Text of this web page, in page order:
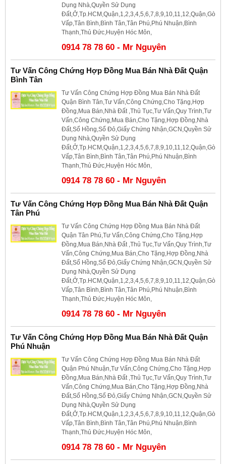
Dụng Nhà,Quyền Sử Dụng
Đất,Ở,Tp.HCM,Quận,1,2,3,4,5,6,7,8,9,10,11,12,Quận,Gò
Vấp,Tân Bình,Bình Tân,Tân Phú,Phú Nhuận,Bình
Thạnh,Thủ Đức,Huyện Hóc Môn,
0914 78 78 60 - Mr Nguyên
Tư Vấn Công Chứng Hợp Đồng Mua Bán Nhà Đất Quận
Bình Tân
Tư Vấn Công Chứng Hợp Đồng Mua Bán Nhà Đất
Quận Bình Tân,Tư Vấn,Công Chứng,Cho Tặng,Hợp
Đồng,Mua Bán,Nhà Đất ,Thủ Tục,Tư Vấn,Quy Trình,Tư
Vấn,Công Chứng,Mua Bán,Cho Tặng,Hợp Đồng,Nhà
Đất,Sổ Hồng,Sổ Đỏ,Giấy Chứng Nhận,GCN,Quyền Sử
Dụng Nhà,Quyền Sử Dụng
Đất,Ở,Tp.HCM,Quận,1,2,3,4,5,6,7,8,9,10,11,12,Quận,Gò
Vấp,Tân Bình,Bình Tân,Tân Phú,Phú Nhuận,Bình
Thạnh,Thủ Đức,Huyện Hóc Môn,
0914 78 78 60 - Mr Nguyên
Tư Vấn Công Chứng Hợp Đồng Mua Bán Nhà Đất Quận
Tân Phú
Tư Vấn Công Chứng Hợp Đồng Mua Bán Nhà Đất
Quận Tân Phú,Tư Vấn,Công Chứng,Cho Tặng,Hợp
Đồng,Mua Bán,Nhà Đất ,Thủ Tục,Tư Vấn,Quy Trình,Tư
Vấn,Công Chứng,Mua Bán,Cho Tặng,Hợp Đồng,Nhà
Đất,Sổ Hồng,Sổ Đỏ,Giấy Chứng Nhận,GCN,Quyền Sử
Dụng Nhà,Quyền Sử Dụng
Đất,Ở,Tp.HCM,Quận,1,2,3,4,5,6,7,8,9,10,11,12,Quận,Gò
Vấp,Tân Bình,Bình Tân,Tân Phú,Phú Nhuận,Bình
Thạnh,Thủ Đức,Huyện Hóc Môn,
0914 78 78 60 - Mr Nguyên
Tư Vấn Công Chứng Hợp Đồng Mua Bán Nhà Đất Quận
Phú Nhuận
Tư Vấn Công Chứng Hợp Đồng Mua Bán Nhà Đất
Quận Phú Nhuận,Tư Vấn,Công Chứng,Cho Tặng,Hợp
Đồng,Mua Bán,Nhà Đất ,Thủ Tục,Tư Vấn,Quy Trình,Tư
Vấn,Công Chứng,Mua Bán,Cho Tặng,Hợp Đồng,Nhà
Đất,Sổ Hồng,Sổ Đỏ,Giấy Chứng Nhận,GCN,Quyền Sử
Dụng Nhà,Quyền Sử Dụng
Đất,Ở,Tp.HCM,Quận,1,2,3,4,5,6,7,8,9,10,11,12,Quận,Gò
Vấp,Tân Bình,Bình Tân,Tân Phú,Phú Nhuận,Bình
Thạnh,Thủ Đức,Huyện Hóc Môn,
0914 78 78 60 - Mr Nguyên